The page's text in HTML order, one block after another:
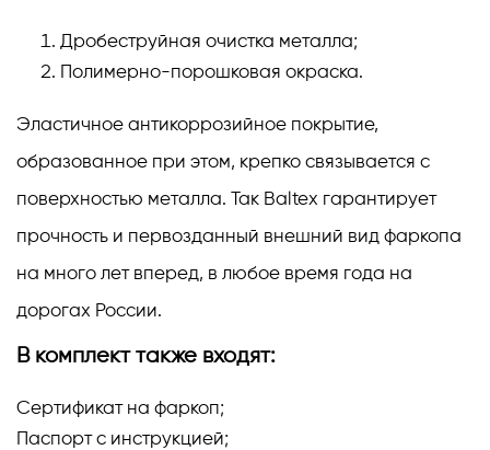
Дробеструйная очистка металла;
Полимерно-порошковая окраска.
Эластичное антикоррозийное покрытие,
образованное при этом, крепко связывается с
поверхностью металла. Так Baltex гарантирует
прочность и первозданный внешний вид фаркопа
на много лет вперед, в любое время года на
дорогах России.
В комплект также входят:
Сертификат на фаркоп;
Паспорт с инструкцией;